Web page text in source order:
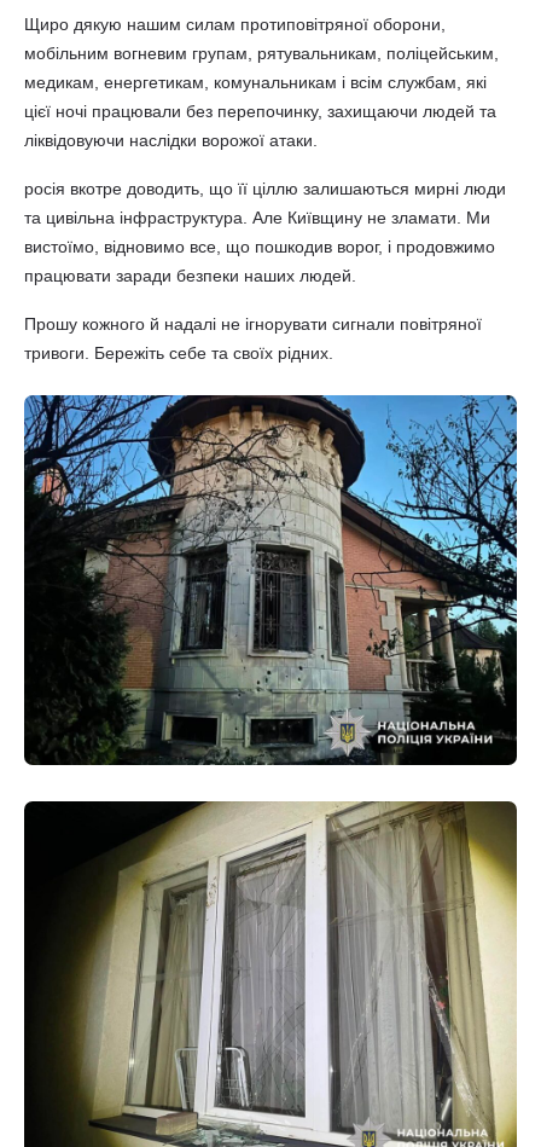
Щиро дякую нашим силам протиповітряної оборони,
мобільним вогневим групам, рятувальникам, поліцейським,
медикам, енергетикам, комунальникам і всім службам, які
цієї ночі працювали без перепочинку, захищаючи людей та
ліквідовуючи наслідки ворожої атаки.
росія вкотре доводить, що її ціллю залишаються мирні люди
та цивільна інфраструктура. Але Київщину не зламати. Ми
вистоїмо, відновимо все, що пошкодив ворог, і продовжимо
працювати заради безпеки наших людей.
Прошу кожного й надалі не ігнорувати сигнали повітряної
тривоги. Бережіть себе та своїх рідних.